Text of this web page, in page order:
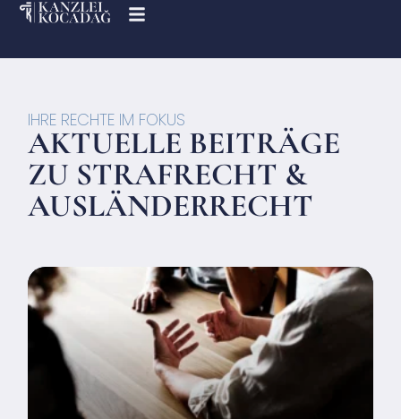
IHRE RECHTE IM FOKUS
AKTUELLE BEITRÄGE
ZU STRAFRECHT &
AUSLÄNDERRECHT